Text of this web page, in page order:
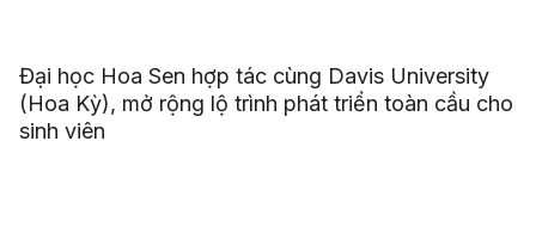
Đại học Hoa Sen hợp tác cùng Davis University
(Hoa Kỳ), mở rộng lộ trình phát triển toàn cầu cho
sinh viên